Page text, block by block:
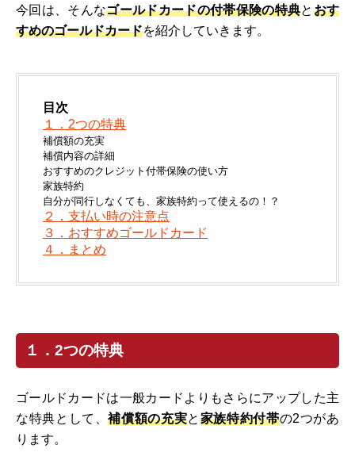
今回は、そんなゴールドカードの付帯保険の特典と おす
すめのゴールドカードを紹介していきます。
目次
１．2つの特典
補償額の充実
補償内容の詳細
おすすめのクレジット付帯保険の使い方
家族特約
自分が同行しなくても、家族特約って使えるの！？
２．支払い時の注意点
３．おすすめゴールドカード
４．まとめ
１．2つの特典
ゴールドカードは一般カードよりもさらにアップした主
な特典として、補償額の充実と 家族特約付帯の2つがあ
ります。